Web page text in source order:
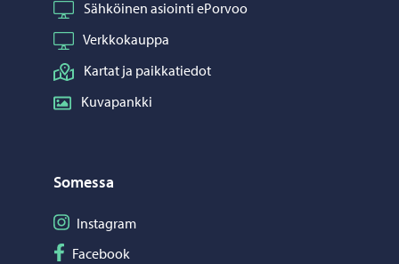
Sähköinen asiointi ePorvoo
Verkkokauppa
Kartat ja paikkatiedot
Kuvapankki
Somessa
Seuraa Instagram
Instagram
Seuraa Facebook
Facebook